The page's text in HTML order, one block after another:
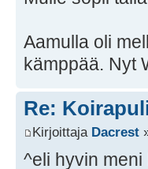
Aamulla oli
kämppää. Nyt
Re:
Kirjoittaja Dacrest
^eli hyvin meni